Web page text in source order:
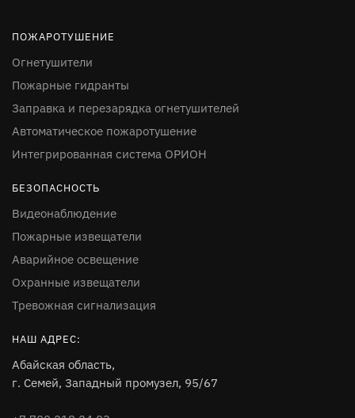
ПОЖАРОТУШЕНИЕ
Огнетушители
Пожарные гидранты
Заправка и перезарядка огнетушителей
Автоматическое пожаротушение
Интегрированная система ОРИОН
БЕЗОПАСНОСТЬ
Видеонаблюдение
Пожарные извещатели
Аварийное освещение
Охранные извещатели
Тревожная сигнализация
НАШ АДРЕС:
Абайская область,
г. Семей, Западный промузел, 95/67